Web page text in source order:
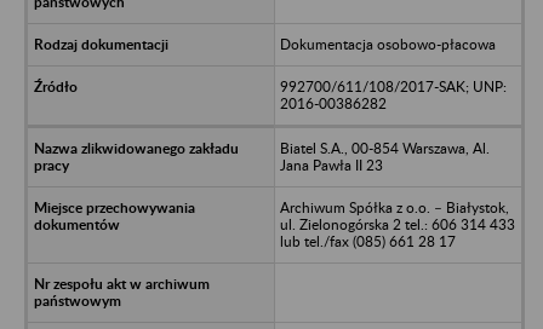
Dokumentacja osobowo-płacowa
992700/611/108/2017-SAK; UNP:
2016-00386282
Biatel S.A., 00-854 Warszawa, Al.
Jana Pawła II 23
Archiwum Spółka z o.o. – Białystok,
ul. Zielonogórska 2 tel.: 606 314 433
lub tel./fax (085) 661 28 17